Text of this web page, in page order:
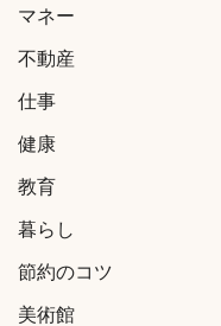
マネー
不動産
仕事
健康
教育
暮らし
節約のコツ